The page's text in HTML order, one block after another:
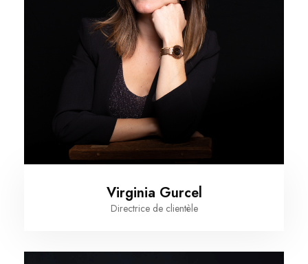
Virginia Gurcel
Directrice de clientèle